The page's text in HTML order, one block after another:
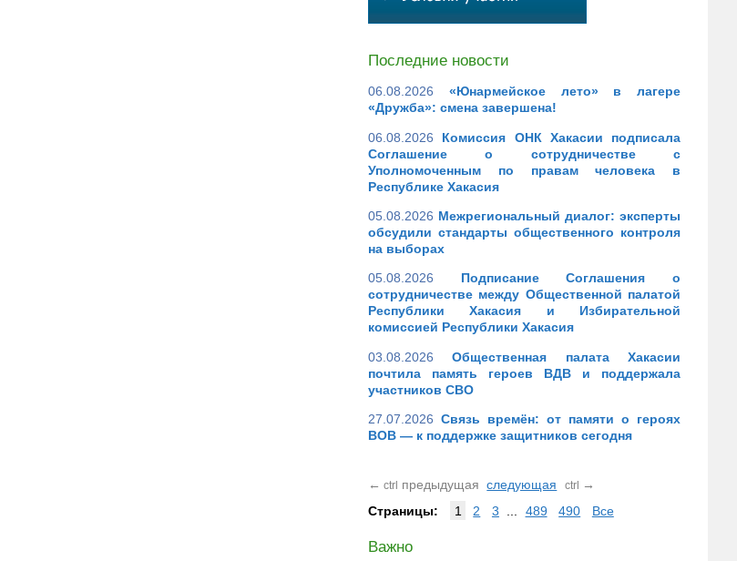
Последние новости
06.08.2026
«Юнармейское лето» в лагере
«Дружба»: смена завершена!
06.08.2026
Комиссия ОНК Хакасии подписала
Соглашение о сотрудничестве с
Уполномоченным по правам человека в
Республике Хакасия
05.08.2026 Межрегиональный диалог: эксперты
обсудили стандарты общественного контроля
на выборах
05.08.2026
Подписание Соглашения о
сотрудничестве между Общественной палатой
Республики Хакасия и Избирательной
комиссией Республики Хакасия
03.08.2026
Общественная палата Хакасии
почтила память героев ВДВ и поддержала
участников СВО
27.07.2026 Связь времён: от памяти о героях
ВОВ — к поддержке защитников сегодня
← ctrl предыдущая следующая ctrl →
Страницы:
1 2 3 489 490 Все
Важно